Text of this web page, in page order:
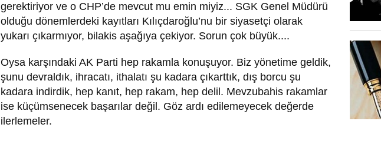
gerektiriyor ve o CHP’de mevcut mu emin miyiz... SGK Genel Müdürü
olduğu dönemlerdeki kayıtları Kılıçdaroğlu’nu bir siyasetçi olarak
yukarı çıkarmıyor, bilakis aşağıya çekiyor. Sorun çok büyük....
Oysa karşındaki AK Parti hep rakamla konuşuyor. Biz yönetime geldik,
şunu devraldık, ihracatı, ithalatı şu kadara çıkarttık, dış borcu şu
kadara indirdik, hep kanıt, hep rakam, hep delil. Mevzubahis rakamlar
ise küçümsenecek başarılar değil. Göz ardı edilemeyecek değerde
ilerlemeler.